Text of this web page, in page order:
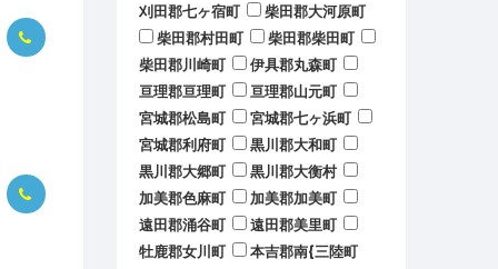
刈田郡七ヶ宿町
柴田郡大河原町
柴田郡村田町
柴田郡柴田町
柴田郡川崎町
伊具郡丸森町
亘理郡亘理町
亘理郡山元町
宮城郡松島町
宮城郡七ヶ浜町
宮城郡利府町
黒川郡大和町
黒川郡大郷町
黒川郡大衡村
加美郡色麻町
加美郡加美町
遠田郡涌谷町
遠田郡美里町
牡鹿郡女川町
本吉郡南{三陸町